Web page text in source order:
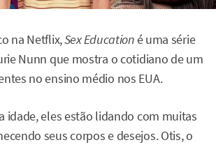
na Netflix,Sex Educationé uma série
Nunn que mostra o cotidiano de um
no ensino médio nos EUA.
idade, eles estão lidando com muitas
seus corpos e desejos. Otis, o